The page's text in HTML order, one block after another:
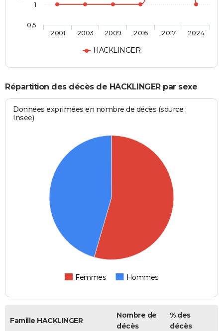
HACKLINGER
2001 2003 2009 2016 2017 2024
0,5
1
Répartition des décès de HACKLINGER par sexe
Données exprimées en nombre de décès (source :
Insee)
Femmes Hommes
Famille HACKLINGER
Nombre de
décès
% des
décès